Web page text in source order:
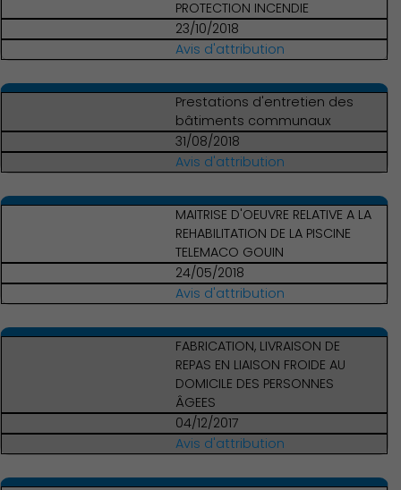
PROTECTION INCENDIE
23/10/2018
Avis d'attribution
Prestations d'entretien des
bâtiments communaux
31/08/2018
Avis d'attribution
MAITRISE D'OEUVRE RELATIVE A LA
REHABILITATION DE LA PISCINE
TELEMACO GOUIN
24/05/2018
Avis d'attribution
FABRICATION, LIVRAISON DE
REPAS EN LIAISON FROIDE AU
DOMICILE DES PERSONNES
ÂGEES
04/12/2017
Avis d'attribution